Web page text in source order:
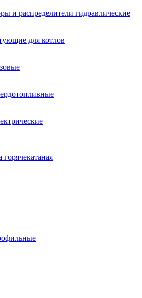
и распределители гидравлические
для котлов
горячекатаная